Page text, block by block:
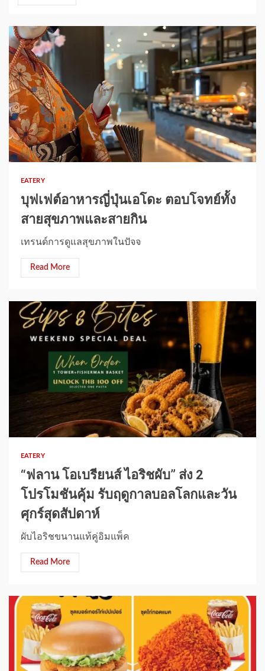
1 min read
EATERY
บุฟเฟต์อาหารญี่ปุ่นเอโดะ ตอบโจทย์ทั้ง
สายสุขภาพและสายกิน
เทรนด์การดูแลสุขภาพในปัจจ
Read More
1 min read
EATERY
“ฟลาน โอเบรียนส์ ไอริชผับ” ส่ง 2
โปรโมชันคุ้ม รับฤดูกาลบอลโลกและวัน
ศุกร์สุดสัปดาห์
ผับไอริชขนานแท้คู่อิมแพ็ค
Read More